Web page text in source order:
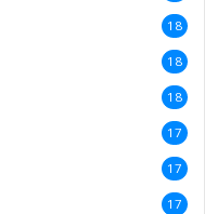
18
18
18
17
17
17